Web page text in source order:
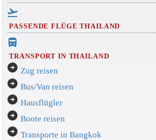
flight_takeoff
PASSENDE FLÜGE THAILAND
directions_bus_filled
TRANSPORT IN THAILAND
arrow_circle_right Zug reisen
arrow_circle_right Bus/Van reisen
arrow_circle_right Hausflügler
arrow_circle_right Boote reisen
arrow_circle_right Transporte in Bangkok